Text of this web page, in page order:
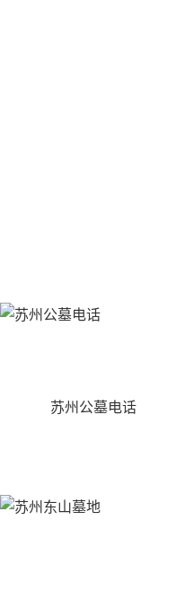
苏州公墓电话